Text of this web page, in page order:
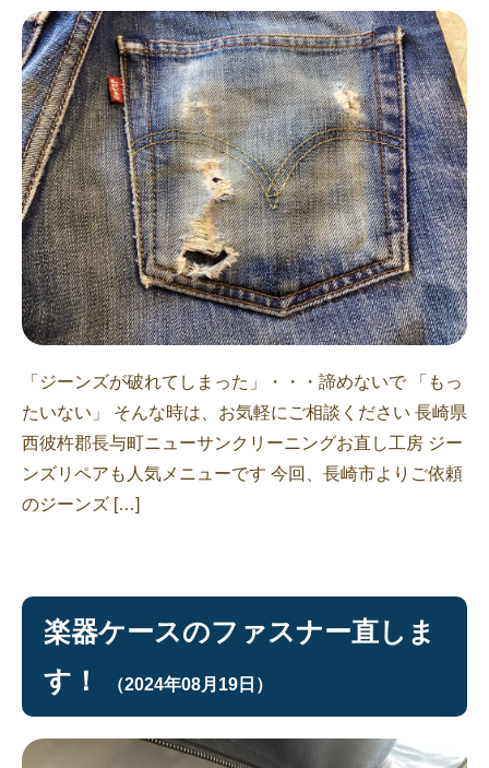
「ジーンズが破れてしまった」・・・諦めないで 「もっ
たいない」 そんな時は、お気軽にご相談ください 長崎県
西彼杵郡長与町ニューサンクリーニングお直し工房 ジー
ンズリペアも人気メニューです 今回、長崎市よりご依頼
のジーンズ […]
楽器ケースのファスナー直しま
す！
（2024年08月19日）